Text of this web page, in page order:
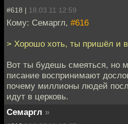
#618 | 18.03.11 12:59
Кому: Семаргл, #616
> Хорошо хоть, ты пришёл и
Вот ты будешь смеяться, но
писание воспринимают
почему миллионы людей
идут в церковь.
Семаргл »